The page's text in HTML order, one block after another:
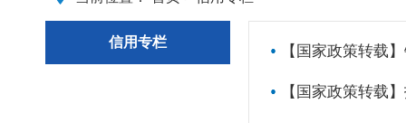
信用专栏
【国家政策转载
【国家政策转载